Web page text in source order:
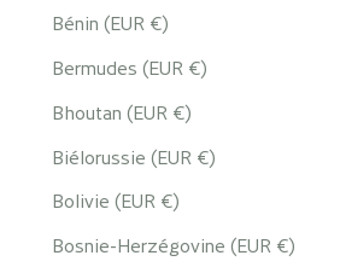
Bénin (EUR €)
Bermudes (EUR €)
Bhoutan (EUR €)
Biélorussie (EUR €)
Bolivie (EUR €)
Bosnie-Herzégovine (EUR €)